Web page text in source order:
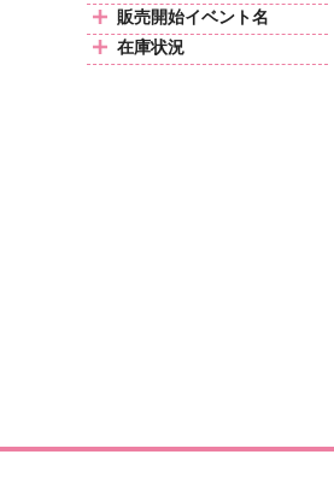
販売開始イベント名
在庫状況